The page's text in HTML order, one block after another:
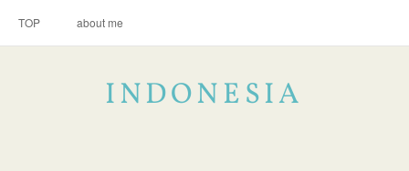
TOP about me
INDONESIA